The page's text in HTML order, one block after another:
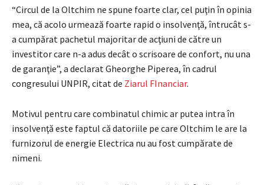
“Circul de la Oltchim ne spune foarte clar, cel puţin în opinia
mea, că acolo urmează foarte rapid o insolvenţă, întrucât s-
a cumpărat pachetul majoritar de acţiuni de către un
investitor care n-a adus decât o scrisoare de confort, nu una
de garanţie”, a declarat Gheorghe Piperea, în cadrul
congresului UNPIR, citat de Ziarul FInanciar.
Motivul pentru care combinatul chimic ar putea intra în
insolvenţă este faptul că datoriile pe care Oltchim le are la
furnizorul de energie Electrica nu au fost cumpărate de
nimeni.